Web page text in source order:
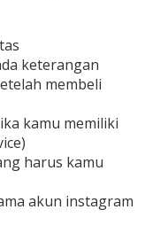
keterangan
membeli
kamu memiliki
harus kamu
akun instagram